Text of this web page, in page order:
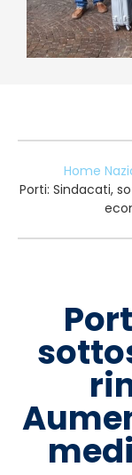
Home
Porti: Sindacati,